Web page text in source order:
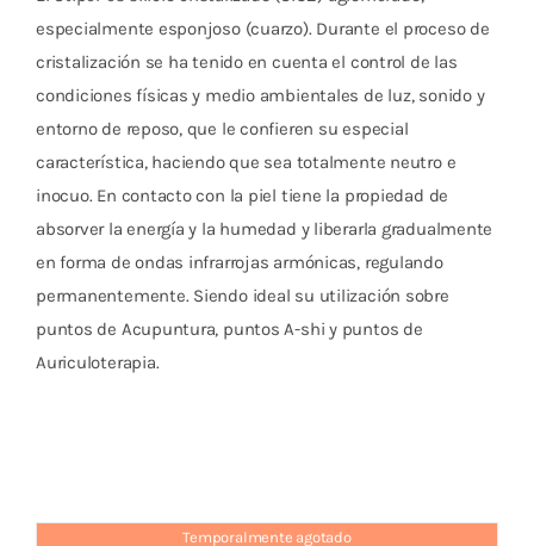
Cromoterapia
Fisioterapia
Terapias
Material
clínico
especialmente esponjoso (cuarzo). Durante el proceso de
cristalización se ha tenido en cuenta el control de las
condiciones físicas y medio ambientales de luz, sonido y
entorno de reposo, que le confieren su especial
característica, haciendo que sea totalmente neutro e
inocuo. En contacto con la piel tiene la propiedad de
absorver la energía y la humedad y liberarla gradualmente
en forma de ondas infrarrojas armónicas, regulando
permanentemente. Siendo ideal su utilización sobre
puntos de Acupuntura, puntos A-shi y puntos de
Auriculoterapia.
Temporalmente agotado